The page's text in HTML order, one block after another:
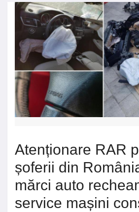
Atenționare RAR
șoferii din
mărci auto
service mașini